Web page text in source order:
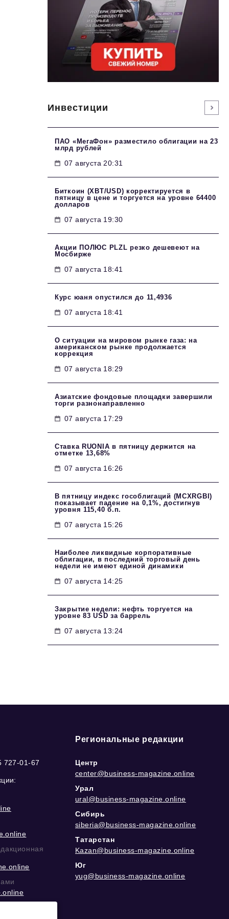
Инвестиции
ПАО «МегаФон» разместило облигации на 23
млрд рублей
07 августа 20:31
Биткоин (XBT/USD) корректируется в
пятницу в цене и торгуется на уровне 64400
долларов
07 августа 19:30
Акции ПОЛЮС PLZL резко дешевеют на
Мосбирже
07 августа 18:41
Курс юаня опустился до 11,4936
07 августа 18:41
О ситуации на мировом рынке газа: на
американском рынке продолжается
коррекция
07 августа 18:29
Азиатские фондовые площадки завершили
торги разнонаправленно
07 августа 17:29
Ставка RUONIA в пятницу держится на
отметке 13,68%
07 августа 16:26
В пятницу индекс гособлигаций (MCXRGBI)
показывает падение на 0,1%, достигнув
уровня 115,40 б.п.
07 августа 15:26
Наиболее ликвидные корпоративные
облигации, в последний торговый день
недели не имеют единой динамики
07 августа 14:25
Закрытие недели: нефть торгуется на
уровне 83 USD за баррель
07 августа 13:24
727-01-67
Региональные редакции
Центр
center@business-magazine.online
Урал
ural@business-magazine.online
Сибирь
siberia@business-magazine.online
Татарстан
Kazan@business-magazine.online
Юг
yug@business-magazine.online